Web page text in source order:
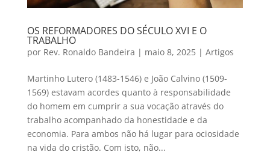
OS REFORMADORES DO SÉCULO XVI E O
TRABALHO
por Rev. Ronaldo Bandeira | maio 8, 2025| Artigos
Martinho Lutero (1483-1546) e João Calvino (1509-
1569) estavam acordes quanto à responsabilidade
do homem em cumprir a sua vocação através do
trabalho acompanhado da honestidade e da
economia. Para ambos não há lugar para ociosidade
na vida do cristão. Com isto, não...